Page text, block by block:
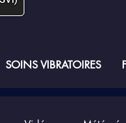
SOINS VIBRATOIRES